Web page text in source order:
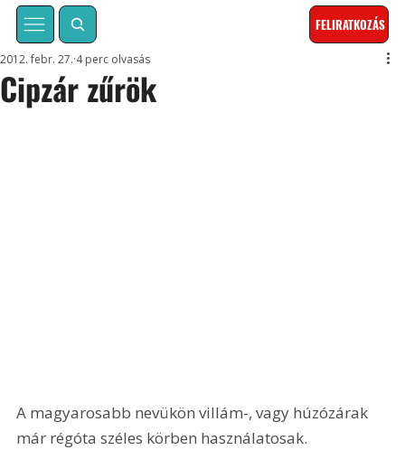
FELIRATKOZÁS
Cipzár zűrök
2012. febr. 27. 4 perc olvasás
A magyarosabb nevükön villám-, vagy húzózárak
már régóta széles körben használatosak.